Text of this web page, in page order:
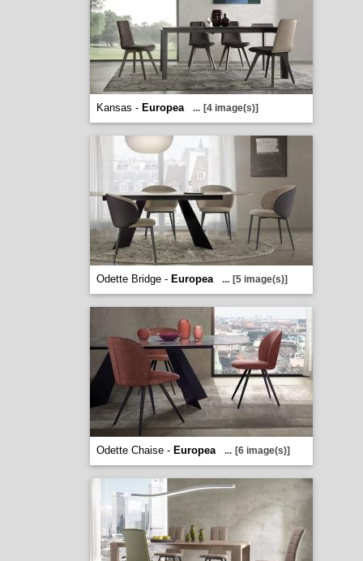
Kansas - Europea ... [4 image(s)]
Odette Bridge - Europea ... [5 image(s)]
Odette Chaise - Europea ... [6 image(s)]